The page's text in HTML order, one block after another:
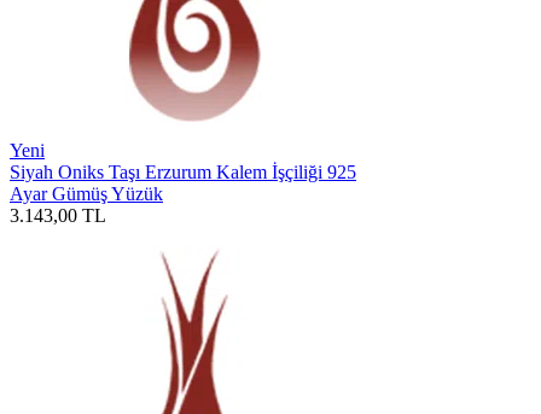
Yeni
Siyah Oniks Taşı Erzurum Kalem İşçiliği 925
Ayar Gümüş Yüzük
3.143,00 TL